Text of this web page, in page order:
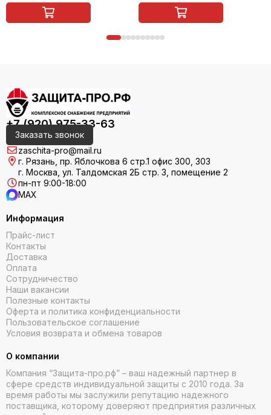
+7 (920) 975-33-63
Заказать звонок
zaschita-pro@mail.ru
г. Рязань, пр. Яблочкова 6 стр.1 офис 300, 303
г. Москва, ул. Талдомская 2Б стр. 3, помещение 2
пн-пт 9:00-18:00
MAX
Информация
Прайс-лист
Контакты
Доставка
Оплата
Сотрудничество
Наши вакансии
Полезные контакты
Оферта и политика конфиденциальности
Пользовательское соглашение
Условия возврата и обмена товаров
О компании
Компания “Защита-про.рф” – ваш надежный партнер в
сфере средств индивидуальной защиты с 2010 года. За
время работы мы заслужили репутацию надежного
поставщика, которому доверяют предприятия различных